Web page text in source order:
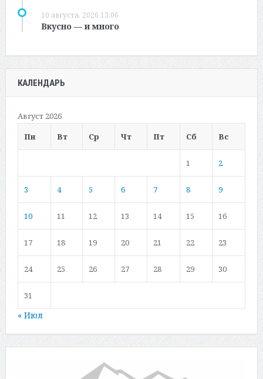
10 августа, 2026 13:06
Вкусно — и много
КАЛЕНДАРЬ
Август 2026
Пн
Вт Ср Чт Пт Сб Вс
1 2
3 4 5 6 7 8 9
10 11 12 13 14 15 16
17 18 19 20 21 22 23
24 25 26 27 28 29 30
31
« Июл